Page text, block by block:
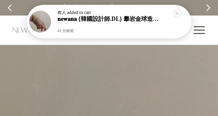
有人 added to cart
𝐧𝐞𝐰𝐚𝐧𝐚 {韓國設計師.DL} 攀岩金球造型手鍊｜吊墜｜墜飾｜金色｜純銀鍍金｜手鏈｜現貨＋預購【n606】
42 分鐘前